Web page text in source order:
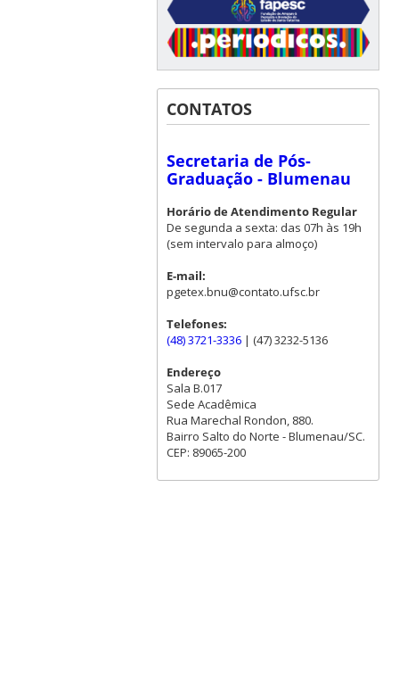
CONTATOS
Secretaria de Pós-
Graduação - Blumenau
Horário de Atendimento Regular
De segunda a sexta: das 07h às 19h
(sem intervalo para almoço)
E-mail:
pgetex.bnu@contato.ufsc.br
Telefones:
(48) 3721-3336| (47) 3232-5136
Endereço
Sala B.017
Sede Acadêmica
Rua Marechal Rondon, 880.
Bairro Salto do Norte - Blumenau/SC.
CEP: 89065-200